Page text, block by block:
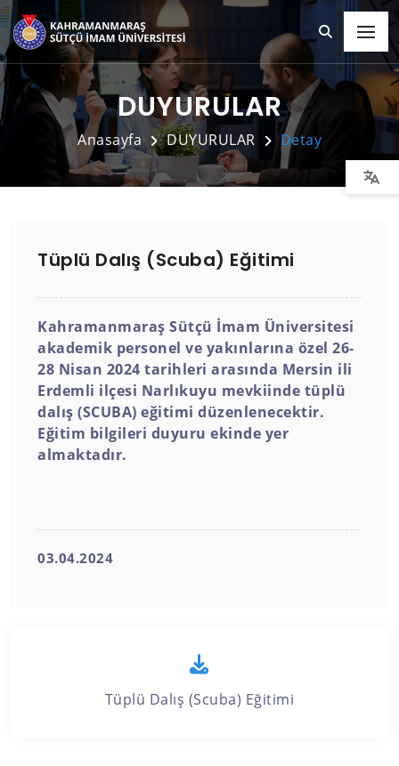
DUYURULAR
Anasayfa DUYURULAR Detay
Tüplü Dalış (Scuba) Eğitimi
Kahramanmaraş Sütçü İmam Üniversitesi
akademik personel ve yakınlarına özel 26-
28 Nisan 2024 tarihleri arasında Mersin ili
Erdemli ilçesi Narlıkuyu mevkiinde tüplü
dalış (SCUBA) eğitimi düzenlenecektir.
Eğitim bilgileri duyuru ekinde yer
almaktadır.
03.04.2024
Tüplü Dalış (Scuba) Eğitimi